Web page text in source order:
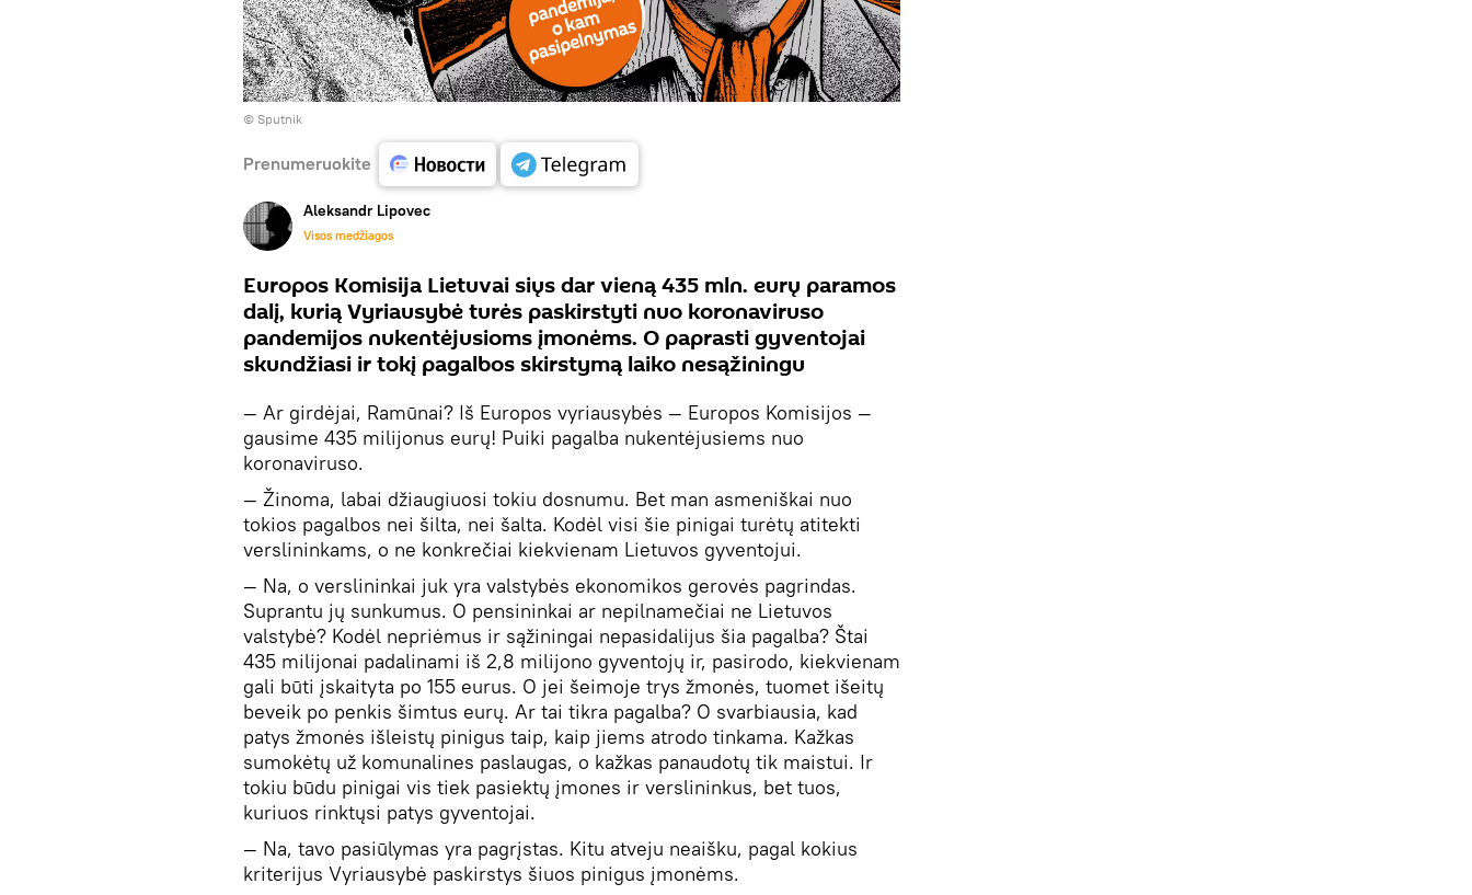
© Sputnik
Prenumeruokite
Aleksandr Lipovec
Visos medžiagos
Europos Komisija Lietuvai siųs dar vieną 435 mln. eurų paramos
dalį, kurią Vyriausybė turės paskirstyti nuo koronaviruso
pandemijos nukentėjusioms įmonėms. O paprasti gyventojai
skundžiasi ir tokį pagalbos skirstymą laiko nesąžiningu
— Ar girdėjai, Ramūnai? Iš Europos vyriausybės — Europos Komisijos —
gausime 435 milijonus eurų! Puiki pagalba nukentėjusiems nuo
koronaviruso.
— Žinoma, labai džiaugiuosi tokiu dosnumu. Bet man asmeniškai nuo
tokios pagalbos nei šilta, nei šalta. Kodėl visi šie pinigai turėtų atitekti
verslininkams, o ne konkrečiai kiekvienam Lietuvos gyventojui.
— Na, o verslininkai juk yra valstybės ekonomikos gerovės pagrindas.
Suprantu jų sunkumus. O pensininkai ar nepilnamečiai ne Lietuvos
valstybė? Kodėl nepriėmus ir sąžiningai nepasidalijus šia pagalba? Štai
435 milijonai padalinami iš 2,8 milijono gyventojų ir, pasirodo, kiekvienam
gali būti įskaityta po 155 eurus. O jei šeimoje trys žmonės, tuomet išeitų
beveik po penkis šimtus eurų. Ar tai tikra pagalba? O svarbiausia, kad
patys žmonės išleistų pinigus taip, kaip jiems atrodo tinkama. Kažkas
sumokėtų už komunalines paslaugas, o kažkas panaudotų tik maistui. Ir
tokiu būdu pinigai vis tiek pasiektų įmones ir verslininkus, bet tuos,
kuriuos rinktųsi patys gyventojai.
— Na, tavo pasiūlymas yra pagrįstas. Kitu atveju neaišku, pagal kokius
kriterijus Vyriausybė paskirstys šiuos pinigus įmonėms.